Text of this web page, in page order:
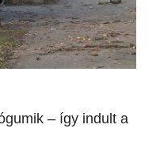
– így indult a